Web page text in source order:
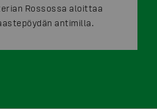
Rossossa aloittaa
antimilla.